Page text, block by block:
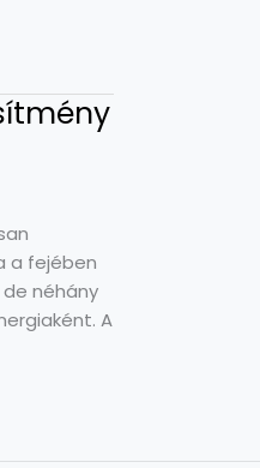
a fejében
néhány
A